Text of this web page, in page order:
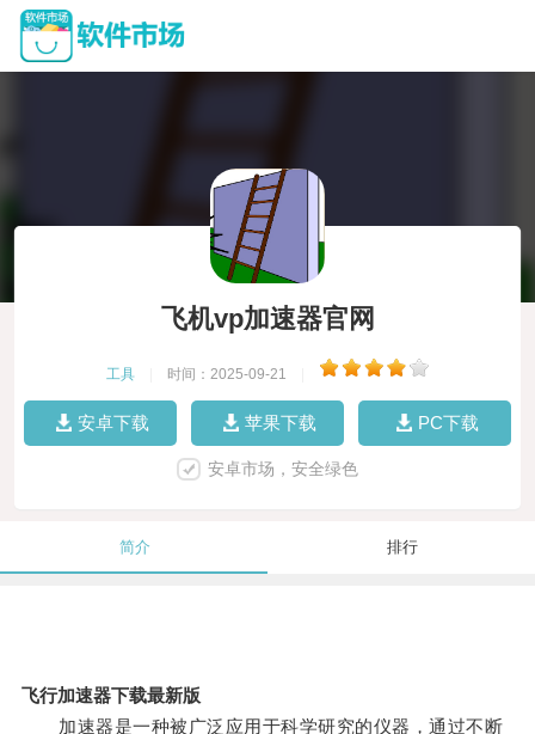
飞机vp加速器官网
工具 时间：2025-09-21
安卓下载 苹果下载 PC下载
安卓市场，安全绿色
简介 排行
飞行加速器下载最新版
加速器是一种被广泛应用于科学研究的仪器，通过不断